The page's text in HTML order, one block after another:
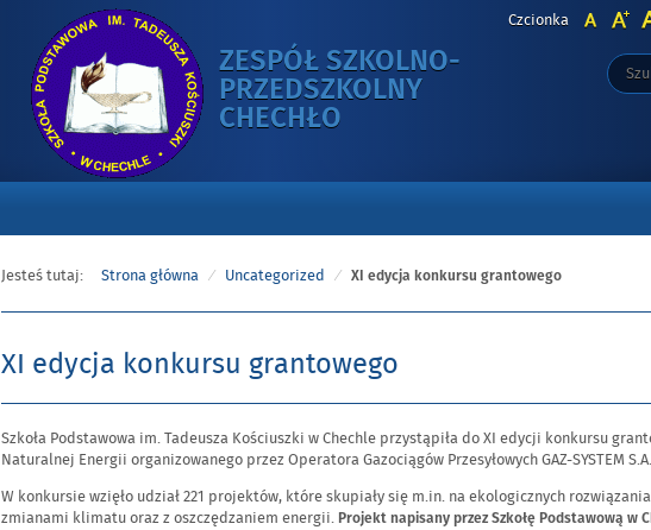
ZESPÓŁ SZKOLNO-
PRZEDSZKOLNY
CHECHŁO
EDYCJA
GRANTOWEGO
Czcionka
Tutaj
wpisz
Jesteś tutaj: Strona główna Uncategorized XI edycja konkursu grantowego
XI edycja konkursu grantowego
Opublikowano
w
Szkoła Podstawowa im. Tadeusza Kościuszki w Chechle przystąpiła do XI edycji konkursu
Naturalnej Energii organizowanego przez Operatora Gazociągów Przesyłowych GAZ-SYSTEM S.A.
W konkursie wzięło udział 221 projektów, które skupiały się m.in. na ekologicznych
zmianami klimatu oraz z oszczędzaniem energii. Projekt napisany przez Szkołę Podstawową w